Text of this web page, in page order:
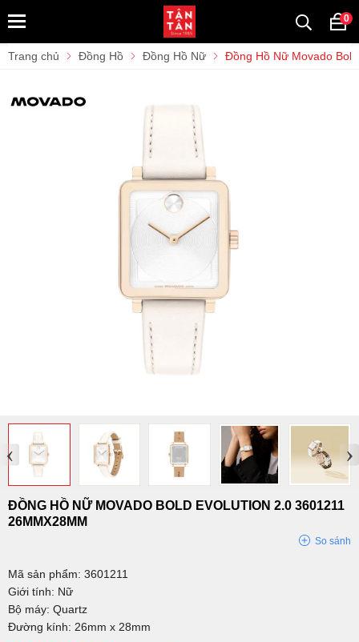
0
Trang chủ Đồng Hồ Đồng Hồ Nữ Đồng Hồ Nữ Movado
‹ ›
ĐỒNG HỒ NỮ MOVADO BOLD EVOLUTION 2.0 3601211
26MMX28MM
So sánh
Mã sản phẩm: 3601211
Giới tính: Nữ
Bộ máy: Quartz
Đường kính: 26mm x 28mm